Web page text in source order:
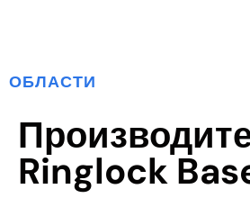
ОБЛАСТИ
Ringlock